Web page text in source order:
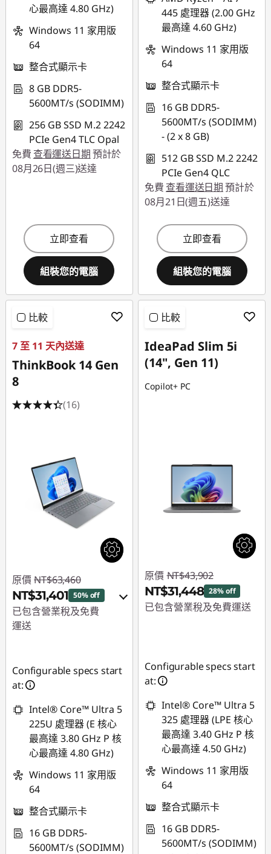
心最高達 4.80 GHz)
Windows 11 家用版
64
整合式顯示卡
8 GB DDR5-
5600MT/s (SODIMM)
256 GB SSD M.2 2242
PCIe Gen4 TLC Opal
免費 查看運送日期預計於
08月26日(週三)送達
立即查看
組裝您的電腦
445 處理器 (2.00 GHz
最高達 4.60 GHz)
Windows 11 家用版
64
整合式顯示卡
16 GB DDR5-
5600MT/s (SODIMM)
- (2 x 8 GB)
512 GB SSD M.2 2242
PCIe Gen4 QLC
免費 查看運送日期預計於
08月21日(週五)送達
立即查看
組裝您的電腦
比較
7 至 11 天內送達
ThinkBook 14 Gen
8
(16)
原價 NT$63,460
NT$31,401 50% off
已包含營業稅及免費
運送
或
eCoupon 折扣 : -
NT$29,007
*以上優惠僅能擇一使
用
使用優惠券 :
Configurable specs start
at:
Intel® Core™ Ultra 5
225U 處理器 (E 核心
最高達 3.80 GHz P 核
心最高達 4.80 GHz)
Windows 11 家用版
64
整合式顯示卡
16 GB DDR5-
5600MT/s (SODIMM)
比較
IdeaPad Slim 5i
(14", Gen 11)
Copilot+ PC
原價 NT$43,902
NT$31,448 28% off
已包含營業稅及免費運送
Configurable specs start
at:
Intel® Core™ Ultra 5
325 處理器 (LPE 核心
最高達 3.40 GHz P 核
心最高達 4.50 GHz)
Windows 11 家用版
64
整合式顯示卡
16 GB DDR5-
5600MT/s (SODIMM)